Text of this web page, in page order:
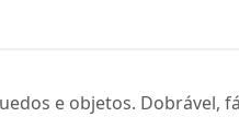
e objetos. Dobrável,